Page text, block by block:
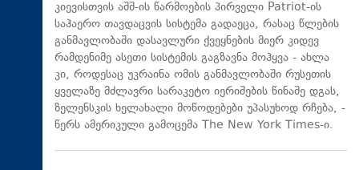
კიევისთვის აშშ-ის წარმოების პირველი Patriot-ის
საჰაერო თავდაცვის სისტემა გადაეცა, რასაც წლების
განმავლობაში დასავლური ქვეყნების მიერ კიდევ
რამდენიმე ასეთი სისტემის გაგზავნა მოჰყვა - ახლა
კი, როდესაც უკრაინა ომის განმავლობაში რუსეთის
ყველაზე მძლავრი სარაკეტო იერიშების წინაშე დგას,
ზელენსკის ხელახალი მოწოდებები უპასუხოდ რჩება, -
წერს ამერიკული გამოცემა The New York Times-ი.